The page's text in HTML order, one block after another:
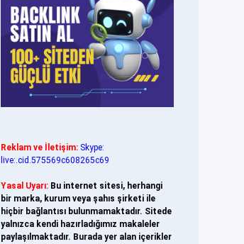
Reklam ve İletişim: Skype:
live:.cid.575569c608265c69
Yasal Uyarı: Bu internet sitesi, herhangi
bir marka, kurum veya şahıs şirketi ile
hiçbir bağlantısı bulunmamaktadır. Sitede
yalnızca kendi hazırladığımız makaleler
paylaşılmaktadır. Burada yer alan içerikler